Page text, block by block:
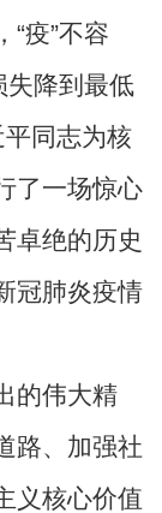
“疫”不容
失降到最低
同志为核
了一场惊心
卓绝的历史
冠肺炎疫情
的伟大精
路、加强社
义核心价值